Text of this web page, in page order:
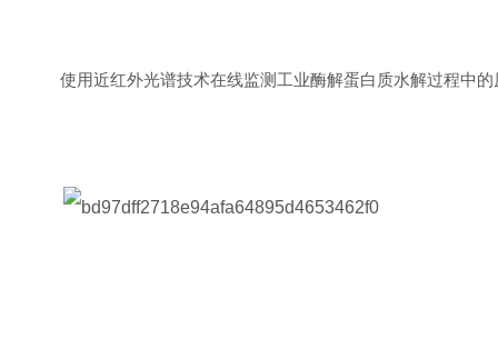
使用近红外光谱技术在线监测工业酶解蛋白质水解过程中